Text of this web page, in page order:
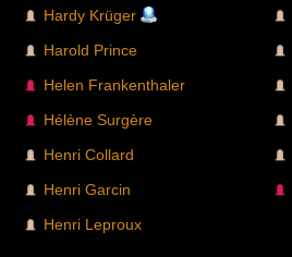
Hardy Krüger
Harold Prince
Helen Frankenthaler
Hélène Surgère
Henri Collard
Henri Garcin
Henri Leproux